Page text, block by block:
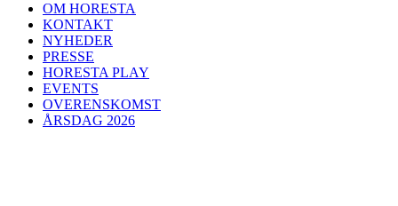
OM HORESTA
KONTAKT
NYHEDER
PRESSE
HORESTA PLAY
EVENTS
OVERENSKOMST
ÅRSDAG 2026